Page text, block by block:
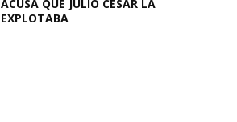
ACUSA QUE JULIO CÉSAR LA
EXPLOTABA